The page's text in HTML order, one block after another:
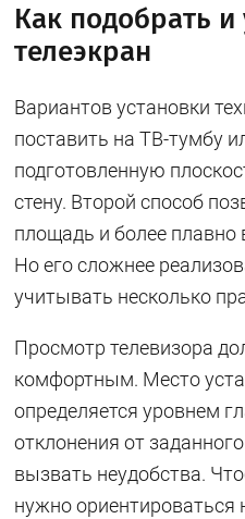
Как подобрать и
телеэкран
Вариантов установки
поставить на ТВ-тумбу
подготовленную
стену. Второй способ
площадь и более плавно
Но его сложнее
учитывать несколько
Просмотр телевизора
комфортным. Место
определяется уровнем
отклонения от
вызвать неудобства.
нужно ориентироваться